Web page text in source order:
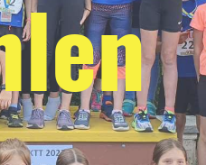
n